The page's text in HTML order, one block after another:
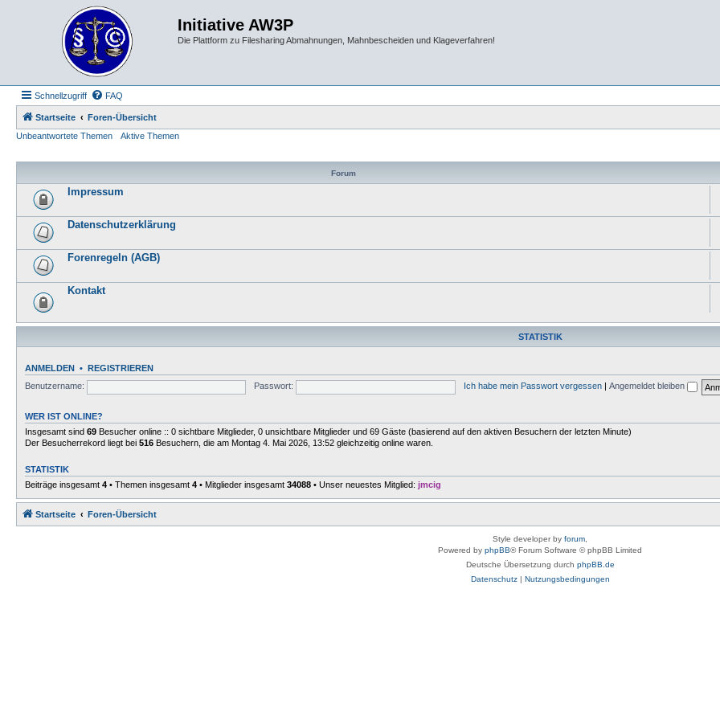
Initiative AW3P
Die Plattform zu Filesharing Abmahnungen, Mahnbescheiden und Klageverfahren!
Schnellzugriff FAQ
Startseite
Foren-Übersicht
Unbeantwortete Themen
Aktive Themen
Forum
Impressum
Datenschutzerklärung
Forenregeln (AGB)
Kontakt
STATISTIK
ANMELDEN • REGISTRIEREN
Benutzername:
Passwort: Ich habe mein Passwort vergessen Angemeldet bleiben
WER IST ONLINE?
Insgesamt sind 69 Besucher online :: 0 sichtbare Mitglieder, 0 unsichtbare Mitglieder und 69 Gäste (basierend auf den aktiven Besuchern der letzten Minute)
Der Besucherrekord liegt bei 516 Besuchern, die am Montag 4. Mai 2026, 13:52 gleichzeitig online waren.
STATISTIK
Beiträge insgesamt 4 • Themen insgesamt 4 • Mitglieder insgesamt 34088 • Unser neuestes Mitglied: jmcig
Startseite Foren-Übersicht
Style developer by forum
Powered by phpBB® Forum Software © phpBB Limited
Deutsche Übersetzung durch phpBB.de
Datenschutz| Nutzungsbedingungen